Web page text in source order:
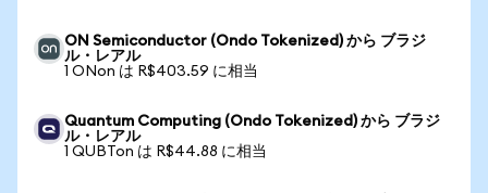
ON Semiconductor (Ondo Tokenized) から ブラジ
ル・レアル
1 ONon は R$403.59 に相当
Quantum Computing (Ondo Tokenized) から ブラジ
ル・レアル
1 QUBTon は R$44.88 に相当